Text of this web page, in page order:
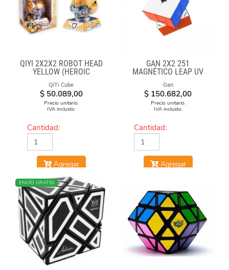
QIYI 2X2X2 ROBOT HEAD
YELLOW (HEROIC
LEADER)
QiYi Cube
$ 50.089,00
Precio unitario.
IVA incluido.
Cantidad:
Agregar
GAN 2X2 251
MAGNÉTICO LEAP UV
Gan
$ 150.682,00
Precio unitario.
IVA incluido.
Cantidad:
Agregar
NUEVO
ENVÍO GRATIS!